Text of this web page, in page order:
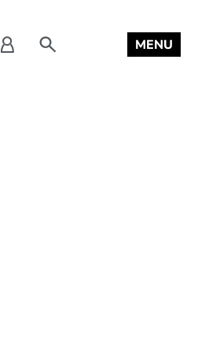
Connexion
a
search MENU